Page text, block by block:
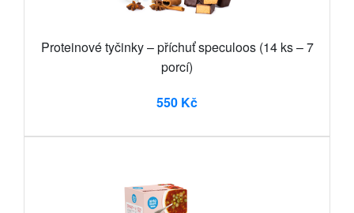
Proteinové tyčinky – příchuť speculoos (14 ks – 7
porcí)
550 Kč